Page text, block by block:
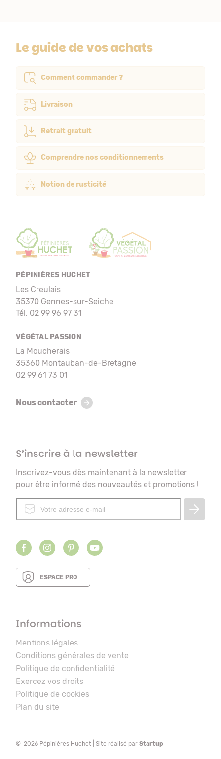
Le guide de vos achats
Comment commander ?
Livraison
Retrait gratuit
Comprendre nos conditionnements
Notion de rusticité
PÉPINIÈRES HUCHET
Les Creulais
35370 Gennes-sur-Seiche
Tél. 02 99 96 97 31
VÉGÉTAL PASSION
La Moucherais
35360 Montauban-de-Bretagne
02 99 61 73 01
Nous contacter
S’inscrire à la newsletter
Inscrivez-vous dès maintenant à la newsletter
pour être informé des nouveautés et promotions !
ESPACE PRO
Informations
Mentions légales
Conditions générales de vente
Politique de confidentialité
Exercez vos droits
Politique de cookies
Plan du site
© 2026 Pépinières Huchet | Site réalisé par Startup